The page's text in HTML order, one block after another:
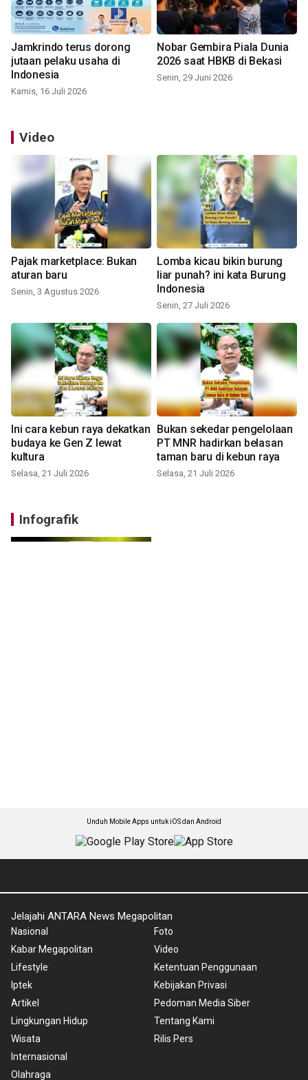
Jamkrindo terus dorong
jutaan pelaku usaha di
Indonesia
Kamis, 16 Juli 2026
Nobar Gembira Piala Dunia
2026 saat HBKB di Bekasi
Senin, 29 Juni 2026
Video
Pajak marketplace: Bukan
aturan baru
Senin, 3 Agustus 2026
Lomba kicau bikin burung
liar punah? ini kata Burung
Indonesia
Senin, 27 Juli 2026
Ini cara kebun raya dekatkan
budaya ke Gen Z lewat
kultura
Selasa, 21 Juli 2026
Bukan sekedar pengelolaan
PT MNR hadirkan belasan
taman baru di kebun raya
Selasa, 21 Juli 2026
Infografik
Unduh Mobile Apps untuk iOS dan Android
Jelajahi ANTARA News Megapolitan
Nasional
Kabar Megapolitan
Lifestyle
Iptek
Artikel
Lingkungan Hidup
Wisata
Internasional
Olahraga
Foto
Video
Ketentuan Penggunaan
Kebijakan Privasi
Pedoman Media Siber
Tentang Kami
Rilis Pers